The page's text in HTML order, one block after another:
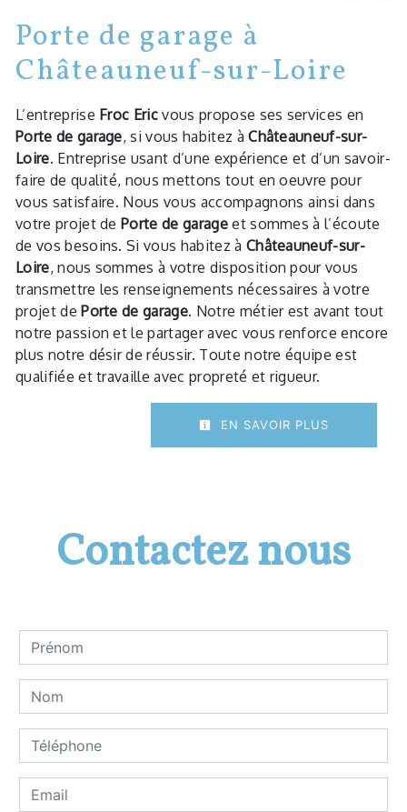
Porte de garage à
Châteauneuf-sur-Loire
L’entreprise Froc Eric vous propose ses services en
Porte de garage, si vous habitez àChâteauneuf-sur-
Loire. Entreprise usant d’une expérience et d’un savoir-
faire de qualité, nous mettons tout en oeuvre pour
vous satisfaire. Nous vous accompagnons ainsi dans
votre projet dePorte de garageet sommes à l’écoute
de vos besoins. Si vous habitez à Châteauneuf-sur-
Loire, nous sommes à votre disposition pour vous
transmettre les renseignements nécessaires à votre
projet dePorte de garage. Notre métier est avant tout
notre passion et le partager avec vous renforce encore
plus notre désir de réussir. Toute notre équipe est
qualifiée et travaille avec propreté et rigueur.
EN SAVOIR PLUS
Contactez nous